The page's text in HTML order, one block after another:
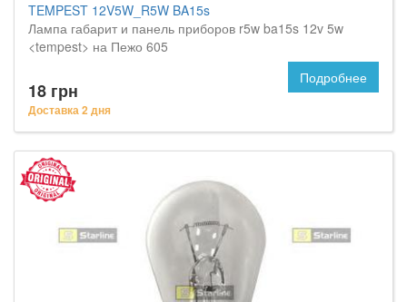
TEMPEST 12V5W_R5W BA15s
Лампа габарит и панель приборов r5w ba15s 12v 5w
<tempest> на Пежо 605
18 грн
Доставка 2 дня
Подробнее